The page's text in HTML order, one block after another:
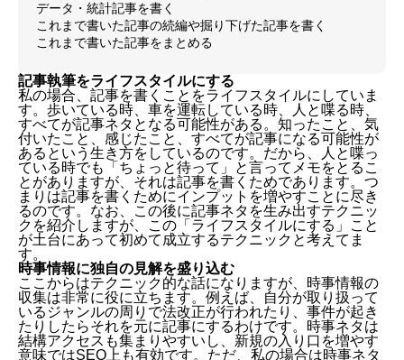
データ・統計記事を書く
これまで書いた記事の続編や掘り下げた記事を書く
これまで書いた記事をまとめる
記事執筆をライフスタイルにする
私の場合、記事を書くことをライフスタイルにしていま
す。歩いている時、車を運転している時、人と喋る時、
すべてが記事ネタとなる可能性がある。知ったこと、気
付いたこと、感じたこと、すべてが記事になる可能性が
あるという生き方をしているのです。だから、人と喋っ
ている時でも「ちょっと待って」と言ってメモをとるこ
とがありますが、それは記事を書くためであります。つ
まりは記事を書くためにインプットを増やすことに尽き
るのです。なお、この後に記事ネタを生み出すテクニッ
クを紹介しますが、この「ライフスタイルにする」こと
が土台にあって初めて成立するテクニックと考えてま
す。
時事情報に独自の見解を盛り込む
ここからはテクニック的な話になりますが、時事情報の
収集は非常に役に立ちます。例えば、自分が取り扱って
いるジャンルの周りで法改正が行われたり、事件が起き
たりしたらそれを元に記事にするわけです。時事ネタは
結構アクセスも集まりやすいし、新規の入り口を増やす
意味ではSEO上も有効です。ただ、私の場合は時事ネタ